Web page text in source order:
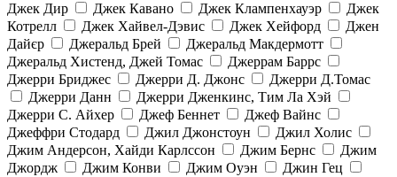
Джек Дир
Джек Кавано Джек Клампенхауэр
Джек
Котрелл
Джек Хайвел-Дэвис Джек Хейфорд
Джен
Дайєр
Джеральд Брей
Джеральд Макдермотт
Джеральд Хистенд, Джей Томас
Джеррам Баррс
Джерри Бриджес
Джерри Д. Джонс
Джерри Д.Томас
Джерри Данн
Джерри Дженкинс, Тим Ла Хэй
Джерри С. Айхер
Джеф Беннет
Джеф Вайнс
Джеффри Стодард
Джил Джонстоун
Джил Холис
Джим Андерсон, Хайди Карлссон
Джим Бернс
Джим
Джордж
Джим Конви Джим Оуэн
Джин Гец